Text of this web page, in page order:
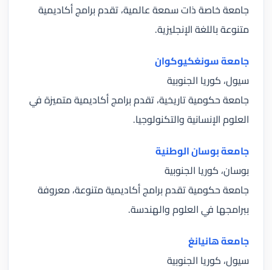
جامعة خاصة ذات سمعة عالمية، تقدم برامج أكاديمية
متنوعة باللغة الإنجليزية.
جامعة سونغكيوكوان
سيول، كوريا الجنوبية
جامعة حكومية تاريخية، تقدم برامج أكاديمية متميزة في
العلوم الإنسانية والتكنولوجيا.
جامعة بوسان الوطنية
بوسان، كوريا الجنوبية
جامعة حكومية تقدم برامج أكاديمية متنوعة، معروفة
ببرامجها في العلوم والهندسة.
جامعة هانيانغ
سيول، كوريا الجنوبية